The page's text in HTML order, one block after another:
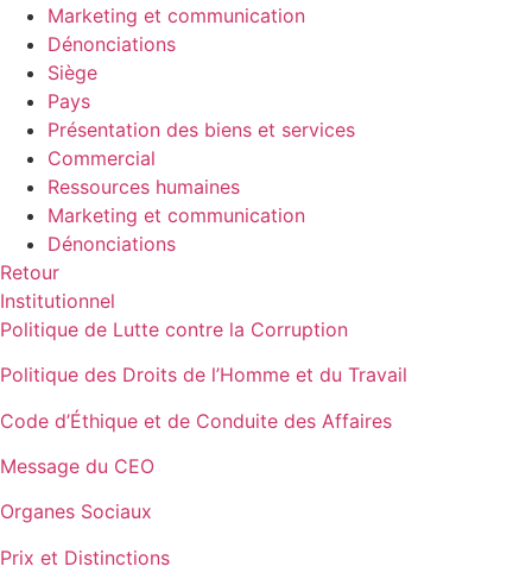
Marketing et communication
Dénonciations
Siège
Pays
Présentation des biens et services
Commercial
Ressources humaines
Marketing et communication
Dénonciations
Retour
Institutionnel
Politique de Lutte contre la Corruption
Politique des Droits de l’Homme et du Travail
Code d’Éthique et de Conduite des Affaires
Message du CEO
Organes Sociaux
Prix et Distinctions